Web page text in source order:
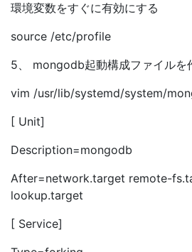
環境変数をすぐに有効にする
source /etc/profile
5、 mongodb起動構成ファイルを
vim /usr/lib/systemd/system/
[ Unit]
Description=mongodb
After=network.target remote-
lookup.target
[ Service]